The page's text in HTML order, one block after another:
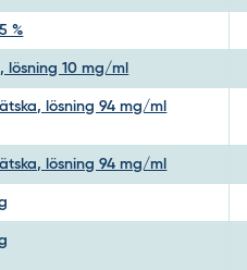
%
lösning 10 mg/ml
lösning 94 mg/ml
lösning 94 mg/ml